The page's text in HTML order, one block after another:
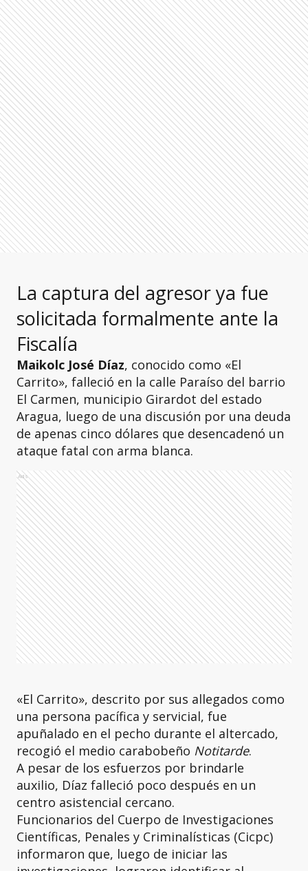
La captura del agresor ya fue
solicitada formalmente ante la
Fiscalía
Maikolc José Díaz, conocido como «El
Carrito», falleció en la calle Paraíso del barrio
El Carmen, municipio Girardot del estado
Aragua, luego de una discusión por una deuda
de apenas cinco dólares que desencadenó un
ataque fatal con arma blanca.
Ads
«El Carrito», descrito por sus allegados como
una persona pacífica y servicial, fue
apuñalado en el pecho durante el altercado,
recogió el medio carabobeño Notitarde.
A pesar de los esfuerzos por brindarle
auxilio, Díaz falleció poco después en un
centro asistencial cercano.
Funcionarios del Cuerpo de Investigaciones
Científicas, Penales y Criminalísticas (Cicpc)
informaron que, luego de iniciar las